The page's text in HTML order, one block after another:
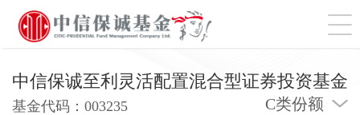
切
中信保诚至利灵活配置混合型证券投资基金
C类份额
基金代码： 003235